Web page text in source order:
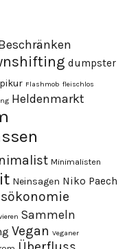
dumpster
Flashmob fleischlos
Heldenmarkt
Minimalisten
Neinsagen Niko Paech
Sammeln
Vegan Veganer